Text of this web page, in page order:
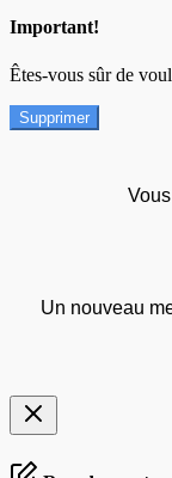
Important!
Êtes-vous sûr de
Supprimer
Un nouveau